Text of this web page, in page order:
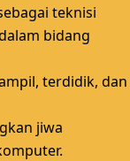
teknisi
bidang
terdidik, dan
jiwa